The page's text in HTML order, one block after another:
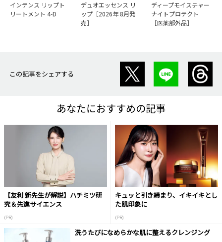
インテンス リップト
リートメント 4-D
デュオエッセンス リ
ップ［2026年 8月発
売］
ディープモイスチャー
ナイトプロテクト
［医薬部外品］
この記事をシェアする
あなたにおすすめの記事
【友利 新先生が解説】ハチミツ研
究＆先進サイエンス
(PR)
キュッと引き締まり、イキイキとし
た肌印象に
(PR)
洗うたびになめらかな肌に整えるクレンジング